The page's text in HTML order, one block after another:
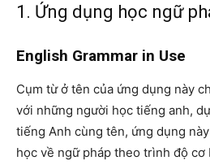
1. Ứng dụng học ngữ
English Grammar in Use
Cụm từ ở tên của ứng dụng này
với những người học tiếng anh,
tiếng Anh cùng tên, ứng dụng
học về ngữ pháp theo trình độ cơ